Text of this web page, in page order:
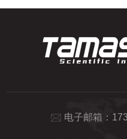
电子邮箱：